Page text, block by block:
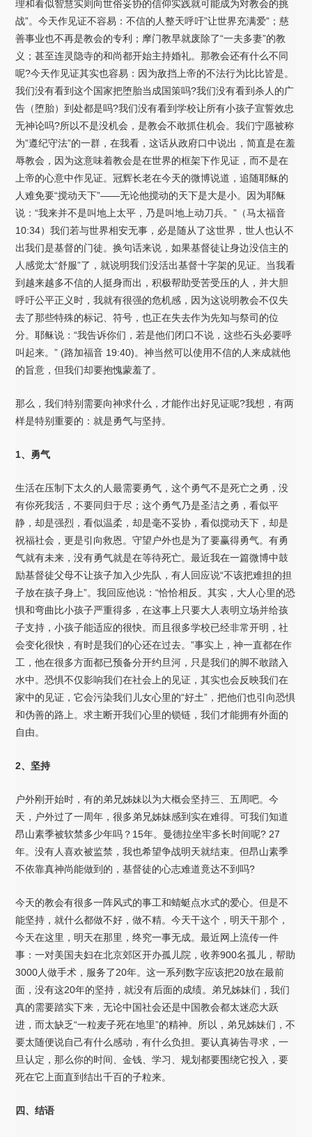
理和看似智慧实则向世俗妥协的信仰实践就可能成为对教会的挑
战”。今天作见证不容易：不信的人整天呼吁”让世界充满爱”；慈
善事业也不再是教会的专利；摩门教早就废除了“一夫多妻”的教
义；甚至连灵隐寺的和尚都开始主持婚礼。那教会还有什么不同
呢?今天作见证其实也容易：因为敌挡上帝的不法行为比比皆是。
我们没有看到这个国家把堕胎当成国策吗?我们没有看到杀人的广
告（堕胎）到处都是吗?我们没有看到学校让所有小孩子宣誓效忠
无神论吗?所以不是没机会，是教会不敢抓住机会。我们宁愿被称
为”遵纪守法”的一群，在我看，这话从政府口中说出，简直是在羞
辱教会，因为这意味着教会是在世界的框架下作见证，而不是在
上帝的心意中作见证。冠辉长老在今天的微博说道，追随耶稣的
人难免要“搅动天下”——无论他搅动的天下是大是小。因为耶稣
说：“我来并不是叫地上太平，乃是叫地上动刀兵。”（马太福音
10:34）我们若与世界相安无事，必是随从了这世界，世人也认不
出我们是基督的门徒。换句话来说，如果基督徒让身边没信主的
人感觉太“舒服”了，就说明我们没活出基督十字架的见证。当我看
到越来越多不信的人挺身而出，积极帮助受苦受压的人，并大胆
呼吁公平正义时，我就有很强的危机感，因为这说明教会不仅失
去了那些特殊的标记、符号，也正在失去作为先知与祭司的位
分。耶稣说：“我告诉你们，若是他们闭口不说，这些石头必要呼
叫起来。” (路加福音 19:40)。神当然可以使用不信的人来成就他
的旨意，但我们却要抱愧蒙羞了。
那么，我们特别需要向神求什么，才能作出好见证呢?我想，有两
样是特别重要的：就是勇气与坚持。
1、勇气
生活在压制下太久的人最需要勇气，这个勇气不是死亡之勇，没
有你死我活，不要同归于尽；这个勇气乃是圣洁之勇，看似平
静，却是强烈，看似温柔，却是毫不妥协，看似搅动天下，却是
祝福社会，更是引向救恩。守望户外也是为了要赢得勇气。有勇
气就有未来，没有勇气就是在等待死亡。最近我在一篇微博中鼓
励基督徒父母不让孩子加入少先队，有人回应说“不该把难担的担
子放在孩子身上”。我回应他说：“恰恰相反。其实，大人心里的恐
惧和弯曲比小孩子严重得多，在这事上只要大人表明立场并给孩
子支持，小孩子能适应的很快。而且很多学校已经非常开明，社
会变化很快，有时是我们的心还在过去。”事实上，神一直都在作
工，他在很多方面都已预备分开约旦河，只是我们的脚不敢踏入
水中。恐惧不仅影响我们在社会上的见证，其实也会反映我们在
家中的见证，它会污染我们儿女心里的“好土”，把他们也引向恐惧
和伪善的路上。求主断开我们心里的锁链，我们才能拥有外面的
自由。
2、坚持
户外刚开始时，有的弟兄姊妹以为大概会坚持三、五周吧。今
天，户外过了一周年，很多弟兄姊妹感到实在难得。可我们知道
昂山素季被软禁多少年吗？15年。曼德拉坐牢多长时间呢? 27
年。没有人喜欢被监禁，我也希望争战明天就结束。但昂山素季
不依靠真神尚能做到的，基督徒的心志难道竟达不到吗?
今天的教会有很多一阵风式的事工和蜻蜓点水式的爱心。但是不
能坚持，就什么都做不好，做不精。今天干这个，明天干那个，
今天在这里，明天在那里，终究一事无成。最近网上流传一件
事：一对美国夫妇在北京郊区开办孤儿院，收养900名孤儿，帮助
3000人做手术，服务了20年。这一系列数字应该把20放在最前
面，没有这20年的坚持，就没有后面的成绩。弟兄姊妹们，我们
真的需要踏实下来，无论中国社会还是中国教会都太迷恋大跃
进，而太缺乏“一粒麦子死在地里”的精神。所以，弟兄姊妹们，不
要太随便说自己有什么感动，有什么负担。要认真祷告寻求，一
旦认定，那么你的时间、金钱、学习、规划都要围绕它投入，要
死在它上面直到结出千百的子粒来。
四、结语